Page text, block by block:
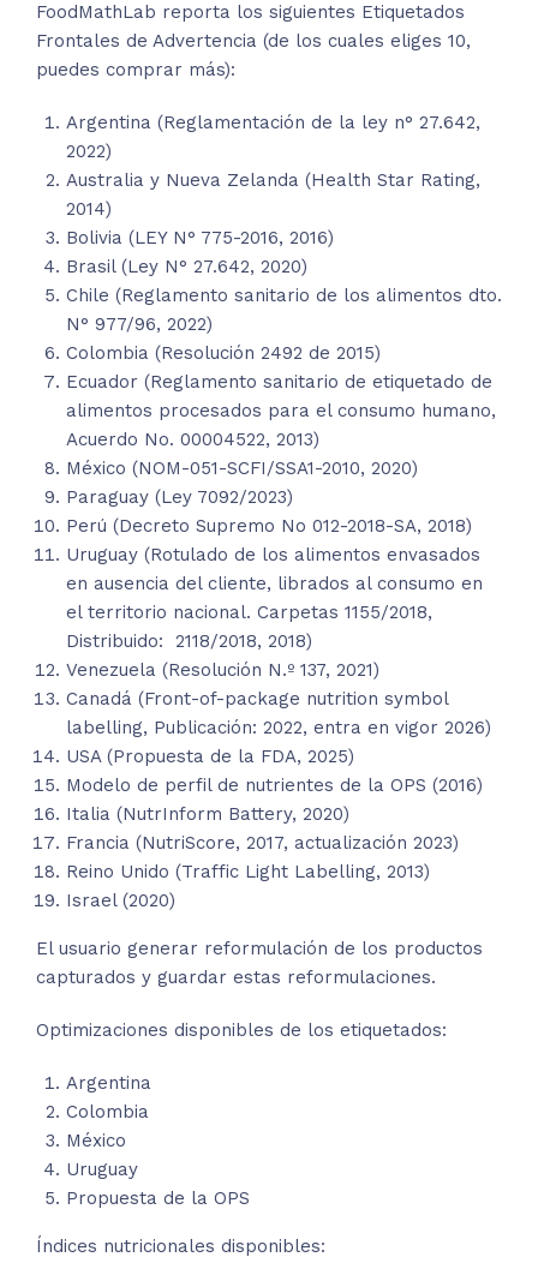
FoodMathLab reporta los siguientes Etiquetados
Frontales de Advertencia (de los cuales eliges 10,
puedes comprar más):
Argentina (Reglamentación de la ley n° 27.642,
2022)
Australia y Nueva Zelanda (Health Star Rating,
2014)
Bolivia (LEY N° 775-2016, 2016)
Brasil (Ley N° 27.642, 2020)
Chile (Reglamento sanitario de los alimentos dto.
N° 977/96, 2022)
Colombia (Resolución 2492 de 2015)
Ecuador (Reglamento sanitario de etiquetado de
alimentos procesados para el consumo humano,
Acuerdo No. 00004522, 2013)
México (NOM-051-SCFI/SSA1-2010, 2020)
Paraguay (Ley 7092/2023)
Perú (Decreto Supremo No 012-2018-SA, 2018)
Uruguay (Rotulado de los alimentos envasados
en ausencia del cliente, librados al consumo en
el territorio nacional. Carpetas 1155/2018,
Distribuido: 2118/2018, 2018)
Venezuela (Resolución N.º 137, 2021)
Canadá (Front-of-package nutrition symbol
labelling, Publicación: 2022, entra en vigor 2026)
USA (Propuesta de la FDA, 2025)
Modelo de perfil de nutrientes de la OPS (2016)
Italia (NutrInform Battery, 2020)
Francia (NutriScore, 2017, actualización 2023)
Reino Unido (Traffic Light Labelling, 2013)
Israel (2020)
El usuario generar reformulación de los productos
capturados y guardar estas reformulaciones.
Optimizaciones disponibles de los etiquetados:
Argentina
Colombia
México
Uruguay
Propuesta de la OPS
Índices nutricionales disponibles: